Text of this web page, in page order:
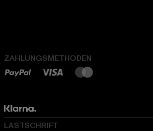
ZAHLUNGSMETHODEN
LASTSCHRIFT